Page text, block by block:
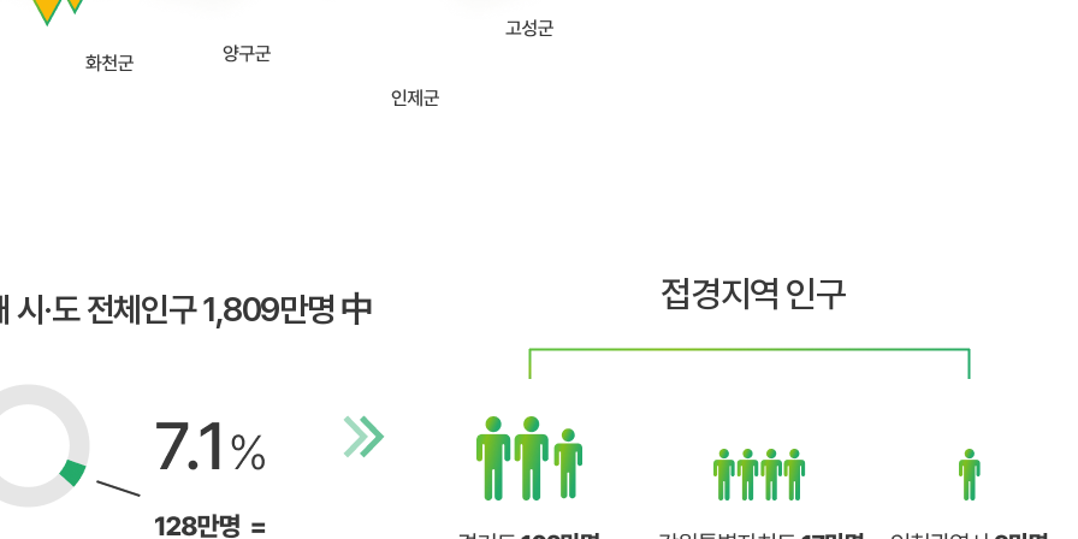
시·도 전체인구 1,809만명 中 접경지역 인구